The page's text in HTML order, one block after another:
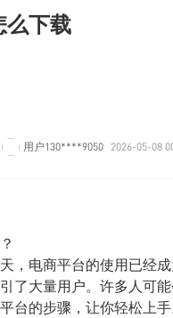
么下载
用户130****9050 2026-05-08
，电商平台的使用已经
了大量用户。许多人可
台的步骤，让你轻松上手